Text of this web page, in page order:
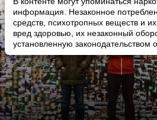
информация. Незаконное
средств, психотропных веществ и
вред здоровью, их незаконный
установленную законодательством
Atomised
GoGo Penguin